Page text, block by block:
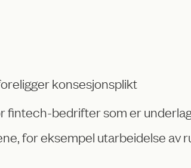
konsesjonsplikt
fintech-bedrifter som er
for eksempel utarbeidelse av